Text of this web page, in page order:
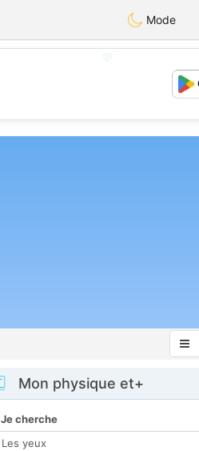
Mode
Mon physique et+
Je cherche
Les yeux